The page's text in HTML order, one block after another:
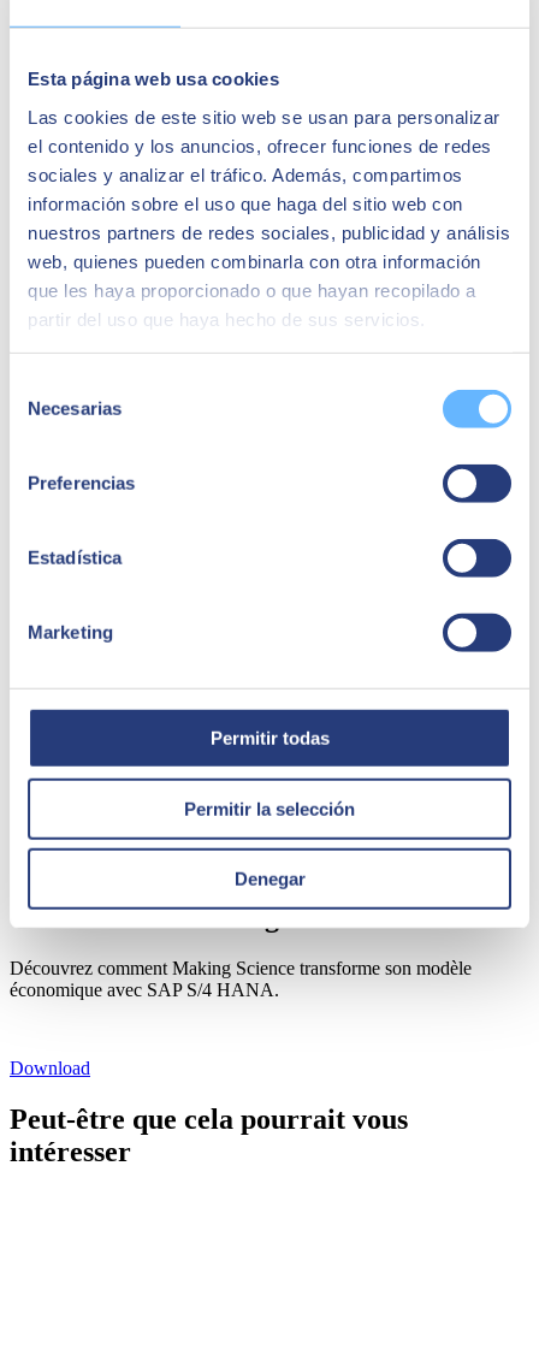
Esta página web usa cookies
Las cookies de este sitio web se usan para personalizar
el contenido y los anuncios, ofrecer funciones de redes
sociales y analizar el tráfico. Además, compartimos
información sobre el uso que haga del sitio web con
nuestros partners de redes sociales, publicidad y análisis
web, quienes pueden combinarla con otra información
que les haya proporcionado o que hayan recopilado a
partir del uso que haya hecho de sus servicios.
Necesarias
Preferencias
Estadística
Marketing
Permitir todas
Permitir la selección
Denegar
Javier Mora
CIO de Making Science
« Travailler avec SEIDOR a été une expérience
comprendre nos processus commerciaux et nous
d'améliorer la gestion quotidienne de la
comptabilité, des projets, de l'analyse financière
Cas de succès Making Science
Découvrez comment Making Science transforme son modèle
économique avec SAP S/4 HANA.
Download
Peut-être que cela pourrait vous
intéresser